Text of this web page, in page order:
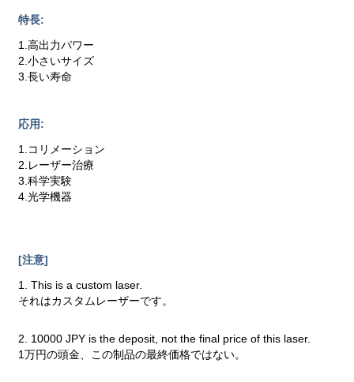
特長:
1.高出力パワー
2.小さいサイズ
3.長い寿命
応用:
1.コリメーション
2.レーザー治療
3.科学実験
4.光学機器
[注意]
1. This is a custom laser.
それはカスタムレーザーです。
2. 10000 JPY is the deposit, not the final price of this laser.
1万円の頭金、この制品の最終価格ではない。